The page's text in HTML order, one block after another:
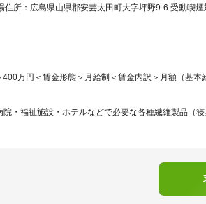
住所：広島県山県郡安芸太田町大字坪野9‐6 受動喫
400万円＜賃金形態＞月給制＜賃金内訳＞月額（基
・福祉施設・ホテルなどで必要な各種繊維製品（